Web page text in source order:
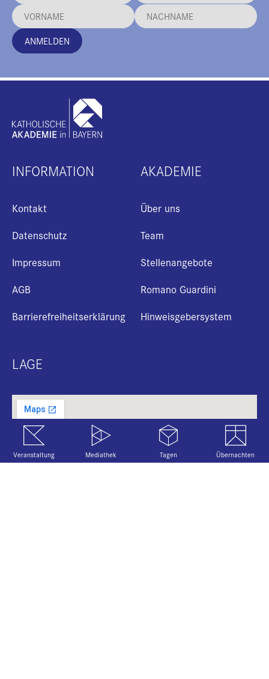
ANMELDEN
INFORMATION
Kontakt
Datenschutz
Impressum
AGB
Barrierefreiheitserklärung
AKADEMIE
Über uns
Team
Stellenangebote
Romano Guardini
Hinweisgebersystem
LAGE
Veranstaltung Mediathek Tagen Übernachten